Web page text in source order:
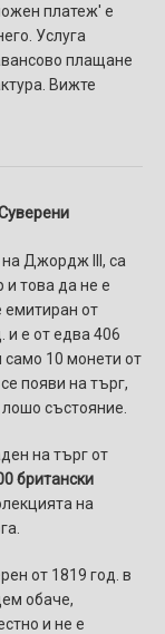
платеж' e
Услуга
плащане
Вижте
на Джордж III, са
това да не е
емитиран от
и е от едва 406
10 монети от
появи на търг,
състояние.
на търг от
британски
на
от 1819 год. в
обаче,
и не е